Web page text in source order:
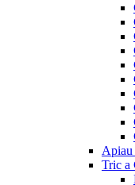
Apiau
Tric a